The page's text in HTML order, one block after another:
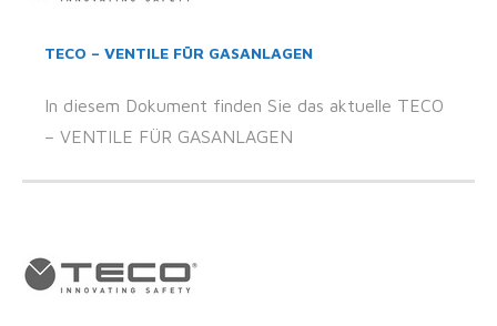
TECO – VENTILE FÜR GASANLAGEN
In diesem Dokument finden Sie das aktuelle TECO
– VENTILE FÜR GASANLAGEN